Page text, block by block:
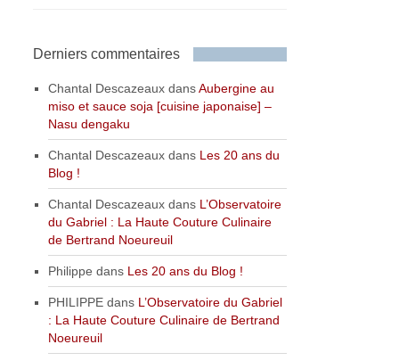
Derniers commentaires
Chantal Descazeaux dansAubergine au
miso et sauce soja [cuisine japonaise] –
Nasu dengaku
Chantal Descazeaux dans Les 20 ans du
Blog !
Chantal Descazeaux dans L’Observatoire
du Gabriel : La Haute Couture Culinaire
de Bertrand Noeureuil
Philippe dans Les 20 ans du Blog !
PHILIPPE dans L’Observatoire du Gabriel
: La Haute Couture Culinaire de Bertrand
Noeureuil